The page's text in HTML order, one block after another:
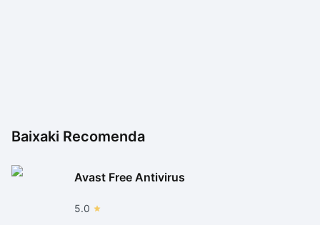
Baixaki Recomenda
Avast Free Antivirus
5.0